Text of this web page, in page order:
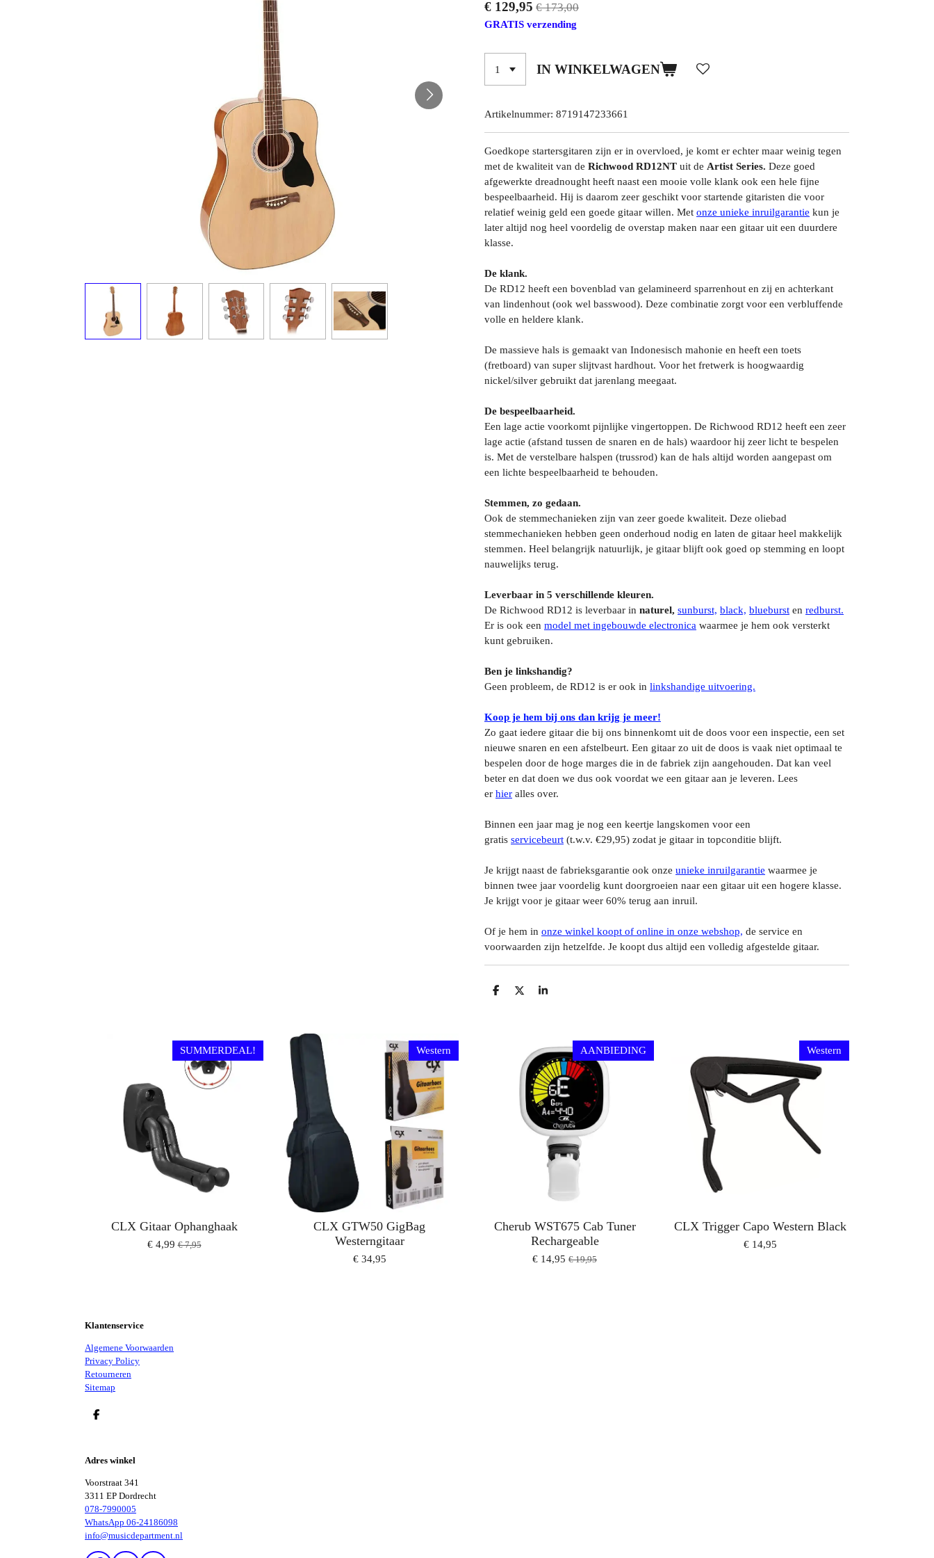
€ 129,95 € 173,00
GRATIS verzending
IN WINKELWAGEN
Artikelnummer: 8719147233661
Goedkope startersgitaren zijn er in overvloed, je komt er echter maar weinig tegen
met de kwaliteit van de Richwood RD12NT uit de Artist Series. Deze goed
afgewerkte dreadnought heeft naast een mooie volle klank ook een hele fijne
bespeelbaarheid. Hij is daarom zeer geschikt voor startende gitaristen die voor
relatief weinig geld een goede gitaar willen. Met onze unieke inruilgarantie kun je
later altijd nog heel voordelig de overstap maken naar een gitaar uit een duurdere
klasse.
De klank.
De RD12 heeft een bovenblad van gelamineerd sparrenhout en zij en achterkant
van lindenhout (ook wel basswood). Deze combinatie zorgt voor een verbluffende
volle en heldere klank.
De massieve hals is gemaakt van Indonesisch mahonie en heeft een toets
(fretboard) van super slijtvast hardhout. Voor het fretwerk is hoogwaardig
nickel/silver gebruikt dat jarenlang meegaat.
De bespeelbaarheid.
Een lage actie voorkomt pijnlijke vingertoppen. De Richwood RD12 heeft een zeer
lage actie (afstand tussen de snaren en de hals) waardoor hij zeer licht te bespelen
is. Met de verstelbare halspen (trussrod) kan de hals altijd worden aangepast om
een lichte bespeelbaarheid te behouden.
Stemmen, zo gedaan.
Ook de stemmechanieken zijn van zeer goede kwaliteit. Deze oliebad
stemmechanieken hebben geen onderhoud nodig en laten de gitaar heel makkelijk
stemmen. Heel belangrijk natuurlijk, je gitaar blijft ook goed op stemming en loopt
nauwelijks terug.
Leverbaar in 5 verschillende kleuren.
De Richwood RD12 is leverbaar in naturel, sunburst, black, blueburst en redburst.
Er is ook een model met ingebouwde electronica waarmee je hem ook versterkt
kunt gebruiken.
Ben je linkshandig?
Geen probleem, de RD12 is er ook in linkshandige uitvoering.
Koop je hem bij ons dan krijg je meer!
Zo gaat iedere gitaar die bij ons binnenkomt uit de doos voor een inspectie, een set
nieuwe snaren en een afstelbeurt. Een gitaar zo uit de doos is vaak niet optimaal te
bespelen door de hoge marges die in de fabriek zijn aangehouden. Dat kan veel
beter en dat doen we dus ook voordat we een gitaar aan je leveren. Lees
er hier alles over.
Binnen een jaar mag je nog een keertje langskomen voor een
gratis servicebeurt (t.w.v. €29,95) zodat je gitaar in topconditie blijft.
Je krijgt naast de fabrieksgarantie ook onze unieke inruilgarantie waarmee je
binnen twee jaar voordelig kunt doorgroeien naar een gitaar uit een hogere klasse.
Je krijgt voor je gitaar weer 60% terug aan inruil.
Of je hem in onze winkel koopt of online in onze webshop, de service en
voorwaarden zijn hetzelfde. Je koopt dus altijd een volledig afgestelde gitaar.
D
D
S
SUMMERDEAL!
CLX Gitaar Ophanghaak
€ 4,99 € 7,95
Western
CLX GTW50 GigBag
Westerngitaar
€ 34,95
AANBIEDING
Cherub WST675 Cab Tuner
Rechargeable
€ 14,95 € 19,95
Western
CLX Trigger Capo Western Black
€ 14,95
Klantenservice
Algemene Voorwaarden
Privacy Policy
Retourneren
Sitemap
D
N
Adres winkel
Voorstraat 341
3311 EP Dordrecht
078-7990005
WhatsApp 06-24186098
info@musicdepartment.nl